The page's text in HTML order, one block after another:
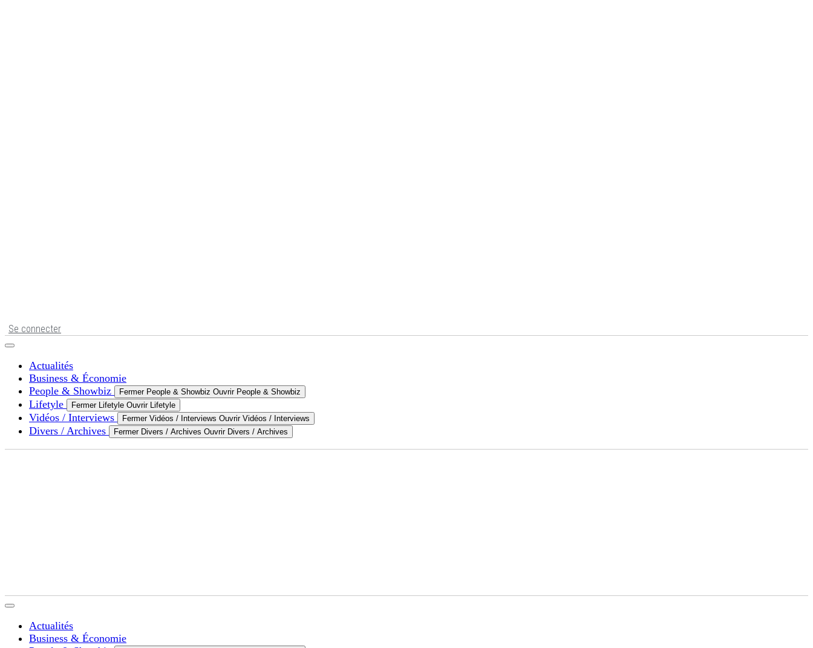
Se connecter
Actualités
Business & Économie
People & Showbiz
Fermer People & Showbiz Ouvrir People & Showbiz
Lifetyle Fermer Lifetyle Ouvrir Lifetyle
Vidéos / Interviews Fermer Vidéos / Interviews Ouvrir Vidéos / Interviews
Divers / Archives Fermer Divers / Archives Ouvrir Divers / Archives
Actualités
Business & Économie